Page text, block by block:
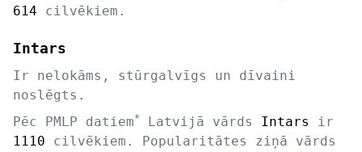
614 cilvēkiem.
Intars
Ir nelokāms, stūrgalvīgs un dīvaini
noslēgts.
Pēc PMLP datiem* Latvijā vārds Intars
ir
1110 cilvēkiem. Popularitātes ziņā vārds